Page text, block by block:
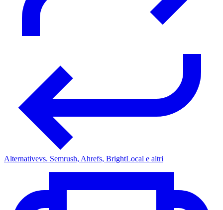
Alternativevs. Semrush, Ahrefs, BrightLocal e altri